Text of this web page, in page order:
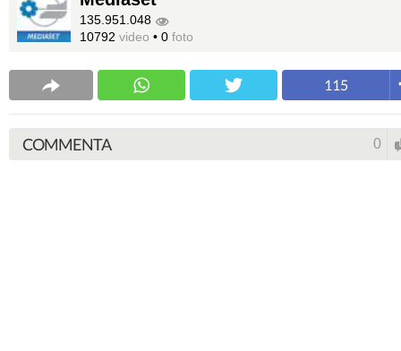
135.951.048
10792 video • 0 foto
115
COMMENTA 0